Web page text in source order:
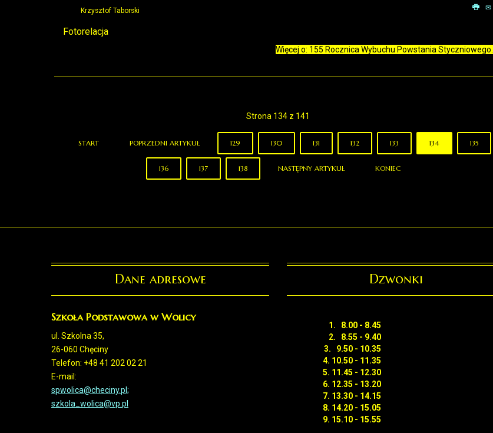
Krzysztof Taborski
Fotorelacja
Więcej o: 155 Rocznica Wybuchu Powstania Styczniowego.
Strona 134 z 141
START POPRZEDNI ARTYKUŁ 129 130 131 132 133 134 135
136 137 138 NASTĘPNY ARTYKUŁ KONIEC
Dane adresowe
Szkoła Podstawowa w Wolicy
ul. Szkolna 35,
26-060 Chęciny
Telefon: +48 41 202 02 21
E-mail:
spwolica@checiny.pl;
szkola_wolica@vp.pl
Dzwonki
1. 8.00 - 8.45
2. 8.55 - 9.40
3. 9.50 - 10.35
4. 10.50 - 11.35
5. 11.45 - 12.30
6. 12.35 - 13.20
7. 13.30 - 14.15
8. 14.20 - 15.05
9. 15.10 - 15.55